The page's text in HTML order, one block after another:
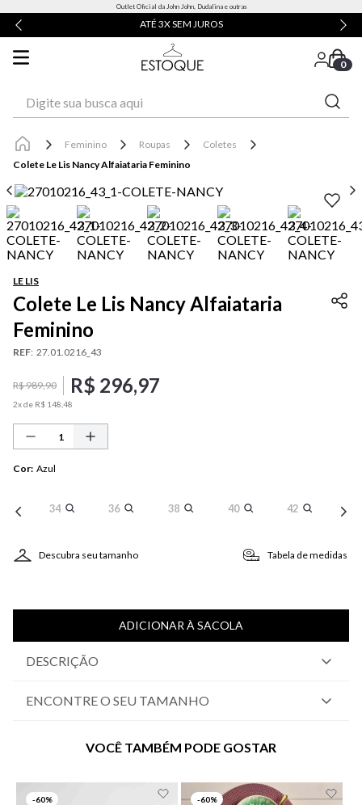
Outlet Oficial da John John, Dudalina e outras
ATÉ 3X SEM JUROS
0
Feminino Roupas
Coletes
Colete Le Lis Nancy Alfaiataria Feminino
LE LIS
Colete Le Lis Nancy Alfaiataria
Feminino
REF: 27.01.0216_43
R$989,90 R$ 296,97
2x de R$ 148 48
Cor: Azul
34 36 38 40 42
Descubra seu tamanho Tabela de medidas
ADICIONAR À SACOLA
DESCRIÇÃO
ENCONTRE O SEU TAMANHO
VOCÊ TAMBÉM PODE GOSTAR
-60% -60%